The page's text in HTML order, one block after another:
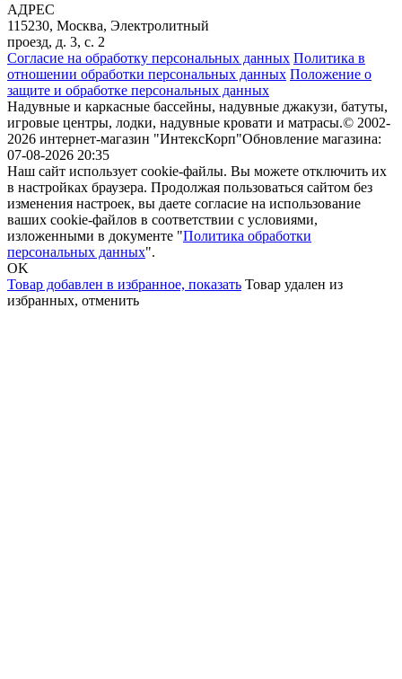
АДРЕС
115230, Москва, Электролитный
проезд, д. 3, с. 2
Согласие на обработку персональных данных Политика в
отношении обработки персональных данных Положение о
защите и обработке персональных данных
Надувные и каркасные бассейны, надувные джакузи, батуты,
игровые центры, лодки, надувные кровати и матрасы.© 2002-
2026 интернет-магазин "ИнтексКорп"Обновление магазина:
07-08-2026 20:35
Наш сайт использует cookie-файлы. Вы можете отключить их
в настройках браузера. Продолжая пользоваться сайтом без
изменения настроек, вы даете согласие на использование
ваших cookie-файлов в соответствии с условиями,
изложенными в документе "Политика обработки
персональных данных".
OK
Товар добавлен в избранное, показать Товар удален из
избранных, отменить